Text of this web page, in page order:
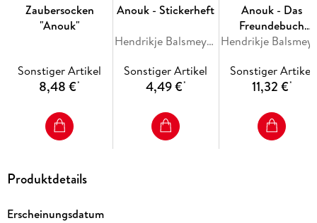
Zaubersocken
"Anouk"
Sonstiger Artikel
8,48 €*
Anouk - Stickerheft
Hendrikje Balsmeyer, Peter Maffay
Sonstiger Artikel
4,49 €*
Anouk - Das
Freundebuch
(Anouk)
Sonstiger Artikel
11,32 €*
Produktdetails
Erscheinungsdatum